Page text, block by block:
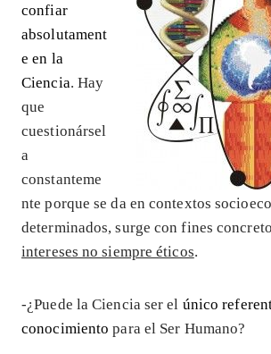
confiar
absolutament
e en la
Ciencia. Hay
que
cuestionársel
a
constanteme
nte porque se da en contextos
determinados, surge con fines
intereses no siempre éticos.
-¿Puede la Ciencia ser el único
conocimiento para el Ser Humano?